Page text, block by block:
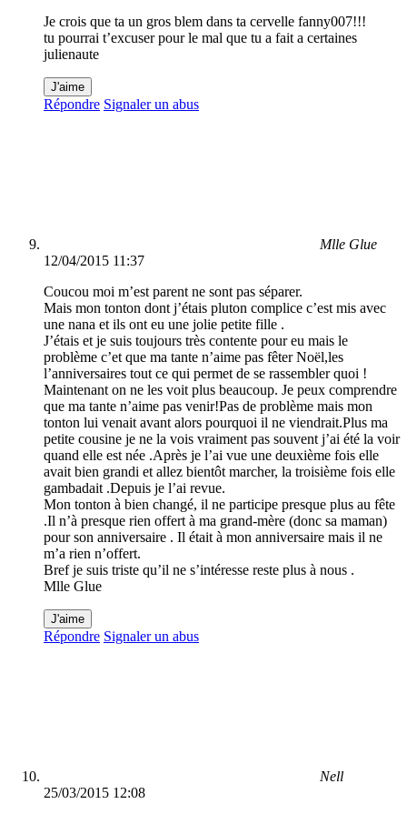
Je crois que ta un gros blem dans ta cervelle fanny007!!!
tu pourrai t’excuser pour le mal que tu a fait a certaines
julienaute
J'aime
Répondre Signaler un abus
Mlle Glue
12/04/2015 11:37
Coucou moi m’est parent ne sont pas séparer.
Mais mon tonton dont j’étais pluton complice c’est mis avec
une nana et ils ont eu une jolie petite fille .
J’étais et je suis toujours très contente pour eu mais le
problème c’et que ma tante n’aime pas fêter Noël,les
l’anniversaires tout ce qui permet de se rassembler quoi !
Maintenant on ne les voit plus beaucoup. Je peux comprendre
que ma tante n’aime pas venir!Pas de problème mais mon
tonton lui venait avant alors pourquoi il ne viendrait.Plus ma
petite cousine je ne la vois vraiment pas souvent j’ai été la voir
quand elle est née .Après je l’ai vue une deuxième fois elle
avait bien grandi et allez bientôt marcher, la troisième fois elle
gambadait .Depuis je l’ai revue.
Mon tonton à bien changé, il ne participe presque plus au fête
.Il n’à presque rien offert à ma grand-mère (donc sa maman)
pour son anniversaire . Il était à mon anniversaire mais il ne
m’a rien n’offert.
Bref je suis triste qu’il ne s’intéresse reste plus à nous .
Mlle Glue
J'aime
Répondre Signaler un abus
Nell
25/03/2015 12:08